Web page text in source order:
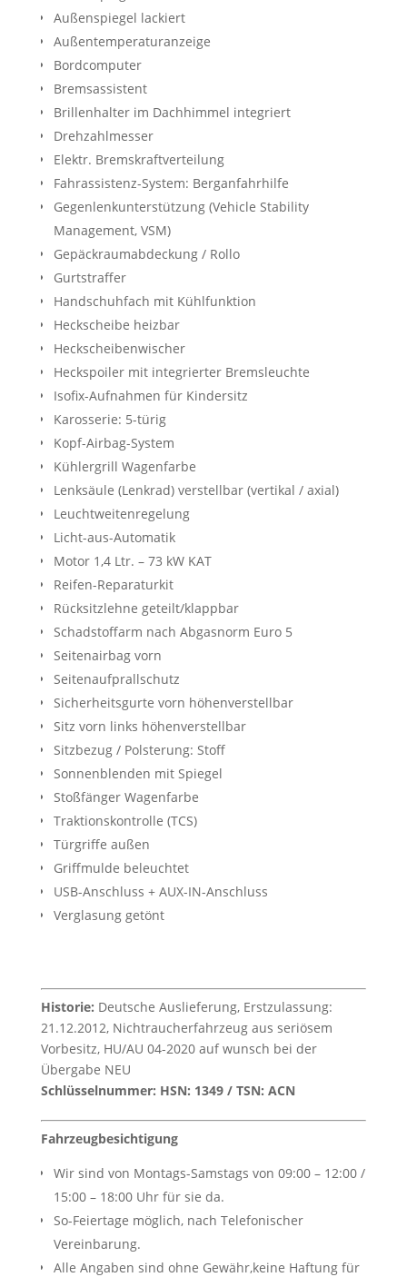
Außenspiegel lackiert
Außentemperaturanzeige
Bordcomputer
Bremsassistent
Brillenhalter im Dachhimmel integriert
Drehzahlmesser
Elektr. Bremskraftverteilung
Fahrassistenz-System: Berganfahrhilfe
Gegenlenkunterstützung (Vehicle Stability
Management, VSM)
Gepäckraumabdeckung / Rollo
Gurtstraffer
Handschuhfach mit Kühlfunktion
Heckscheibe heizbar
Heckscheibenwischer
Heckspoiler mit integrierter Bremsleuchte
Isofix-Aufnahmen für Kindersitz
Karosserie: 5-türig
Kopf-Airbag-System
Kühlergrill Wagenfarbe
Lenksäule (Lenkrad) verstellbar (vertikal / axial)
Leuchtweitenregelung
Licht-aus-Automatik
Motor 1,4 Ltr. – 73 kW KAT
Reifen-Reparaturkit
Rücksitzlehne geteilt/klappbar
Schadstoffarm nach Abgasnorm Euro 5
Seitenairbag vorn
Seitenaufprallschutz
Sicherheitsgurte vorn höhenverstellbar
Sitz vorn links höhenverstellbar
Sitzbezug / Polsterung: Stoff
Sonnenblenden mit Spiegel
Stoßfänger Wagenfarbe
Traktionskontrolle (TCS)
Türgriffe außen
Griffmulde beleuchtet
USB-Anschluss + AUX-IN-Anschluss
Verglasung getönt
Historie: Deutsche Auslieferung, Erstzulassung:
21.12.2012, Nichtraucherfahrzeug aus seriösem
Vorbesitz, HU/AU 04-2020 auf wunsch bei der
Übergabe NEU
Schlüsselnummer: HSN: 1349 / TSN: ACN
Fahrzeugbesichtigung
Wir sind von Montags-Samstags von 09:00 – 12:00 /
15:00 – 18:00 Uhr für sie da.
So-Feiertage möglich, nach Telefonischer
Vereinbarung.
Alle Angaben sind ohne Gewähr,keine Haftung für